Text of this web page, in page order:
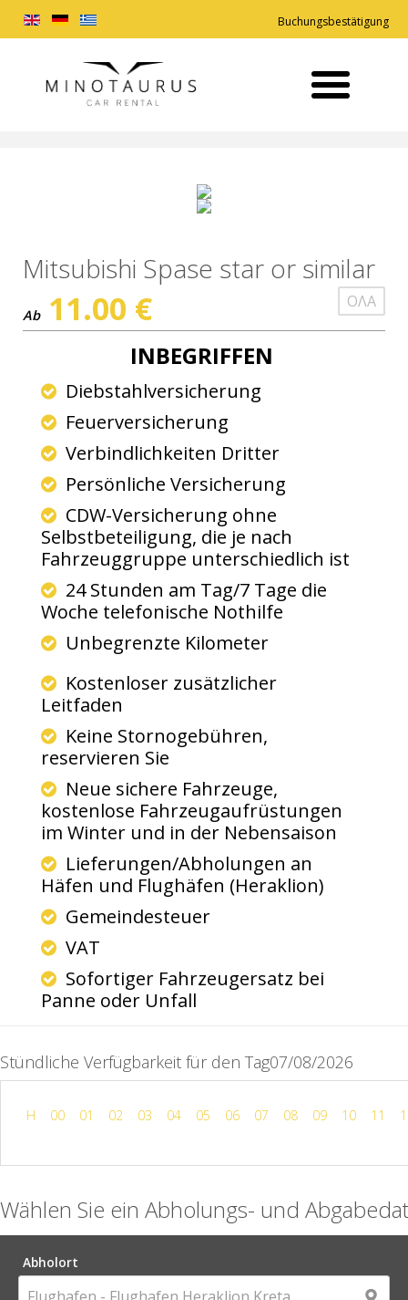
Buchungsbestätigung
Mitsubishi Spase star or similar
ΟΛΑ
Ab 11.00 €
INBEGRIFFEN
Diebstahlversicherung
Feuerversicherung
Verbindlichkeiten Dritter
Persönliche Versicherung
CDW-Versicherung ohne
Selbstbeteiligung, die je nach
Fahrzeuggruppe unterschiedlich ist
24 Stunden am Tag/7 Tage die
Woche telefonische Nothilfe
Unbegrenzte Kilometer
Kostenloser zusätzlicher
Leitfaden
Keine Stornogebühren,
reservieren Sie
Neue sichere Fahrzeuge,
kostenlose Fahrzeugaufrüstungen
im Winter und in der Nebensaison
Lieferungen/Abholungen an
Häfen und Flughäfen (Heraklion)
Gemeindesteuer
VAT
Sofortiger Fahrzeugersatz bei
Panne oder Unfall
Stündliche Verfügbarkeit für den Tag07/08/2026
H 00 01 02 03 04 05 06 07 08 09 10 11
Wählen Sie ein Abholungs- und
Abholort